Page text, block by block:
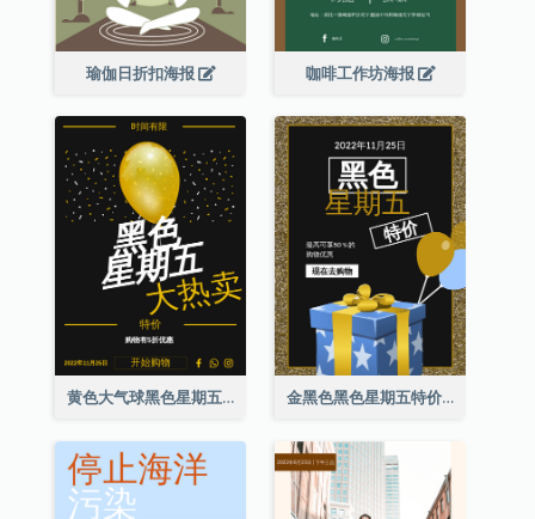
瑜伽日折扣海报 咖啡工作坊海报
黄色大气球黑色星期五特价海报 金黑色黑色星期五特价海报